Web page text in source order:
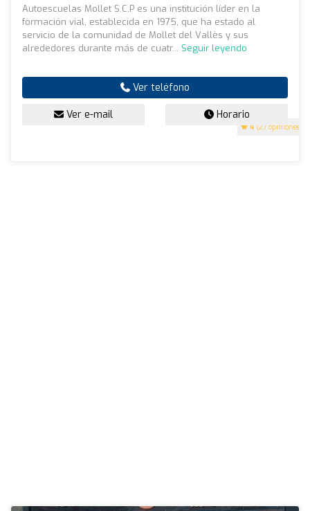
4 (27 opiniones)
Autoescuelas Mollet S.C.P es una institución líder en la
formación vial, establecida en 1975, que ha estado al
servicio de la comunidad de Mollet del Vallès y sus
alrededores durante más de cuatr... Seguir leyendo
Ver teléfono
Ver e-mail Horario